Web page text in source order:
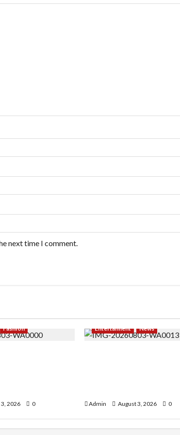
next time I comment.
Fashion
2026 0
Entertaiment News
Admin August 3, 2026 0